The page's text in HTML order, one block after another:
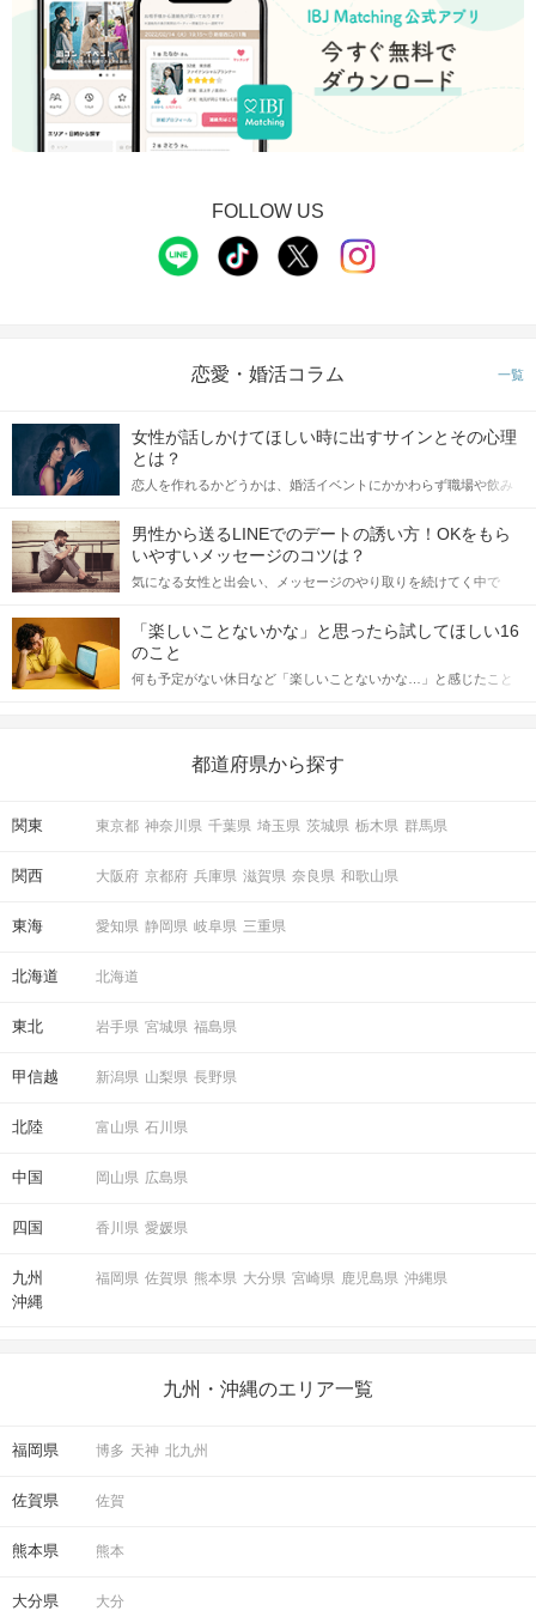
FOLLOW US
恋愛・婚活コラム 一覧
女性が話しかけてほしい時に出すサインとその心理
とは？
恋人を作れるかどうかは、婚活イベントにかかわらず職場や飲み
てアプローチできるかにも左右されます。 これから恋人作りを本
格的に始めようとしている方は、女性が異性を求めて出すサイン
をしっかりと理解し、正しい行動に移せるかどうかが重要。 この
記事では、女性が話しかけて欲しい時に出すサインとその心理を
合にどのような行動に繋げるべきかをご紹介していきます。
男性から送るLINEでのデートの誘い方！OKをもら
いやすいメッセージのコツは？
気になる女性と出会い、メッセージのやり取りを続けてく中で
しかし、中には「どう誘ったらいいの？」とお困りの男性もいら
っしゃるのではないでしょうか。 そこで今回は、男性から女性へ
送るLINEでのデートの誘い方のコツをご紹介します。例文も混じ
えながら解説するので、ぜひ参考にしてください。
「楽しいことないかな」と思ったら試してほしい16
のこと
何も予定がない休日など「楽しいことないかな…」と感じたこと
の楽しいことアイデアを集めました♪ いままさに楽しいことを探し
都道府県から探す
関東 東京都 神奈川県 千葉県 埼玉県 茨城県 栃木県 群馬県
関西 大阪府 京都府 兵庫県 滋賀県 奈良県 和歌山県
東海 愛知県 静岡県 岐阜県 三重県
北海道 北海道
東北 岩手県 宮城県 福島県
甲信越 新潟県 山梨県 長野県
北陸 富山県 石川県
中国 岡山県 広島県
四国 香川県 愛媛県
九州
沖縄
福岡県 佐賀県 熊本県 大分県 宮崎県 鹿児島県 沖縄県
九州・沖縄のエリア一覧
福岡県 博多 天神 北九州
佐賀県 佐賀
熊本県 熊本
大分県 大分